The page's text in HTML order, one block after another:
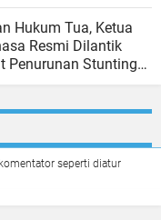
Hukum Tua, Ketua
Resmi Dilantik
Penurunan Stunting
seperti diatur